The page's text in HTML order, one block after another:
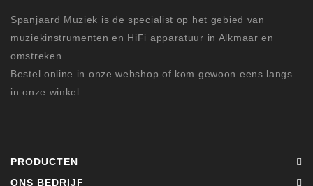
Spanjaard Muziek is de specialist op het gebied van
muziekinstrumenten en HiFi apparatuur in Alkmaar en
omstreken.
Bestel online in onze webshop of kom gewoon eens langs
in onze winkel.
PRODUCTEN
ONS BEDRIJF